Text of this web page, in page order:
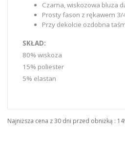
Czarna, wiskozowa bluza
Prosty fason z rękawem 3/
Przy dekolcie ozdobna
SKŁAD:
80% wiskoza
15% poliester
5% elastan
Najniższa cena z 30 dni przed obniżką :